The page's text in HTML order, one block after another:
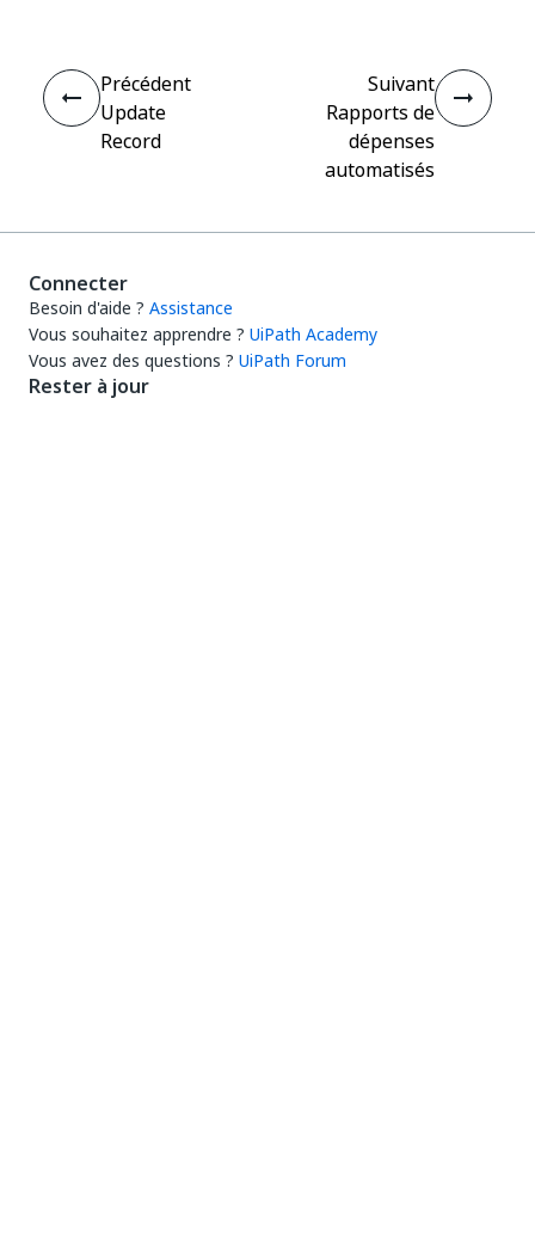
Précédent
Update
Record
Suivant
Rapports de
dépenses
automatisés
Connecter
Besoin d'aide ? Assistance
Vous souhaitez apprendre ? UiPath Academy
Vous avez des questions ? UiPath Forum
Rester à jour